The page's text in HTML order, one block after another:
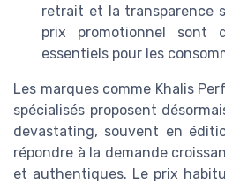
retrait et la transparence
prix promotionnel sont
essentiels pour les
Les marques comme Khalis
spécialisés proposent
devastating, souvent en
répondre à la demande
et authentiques. Le prix